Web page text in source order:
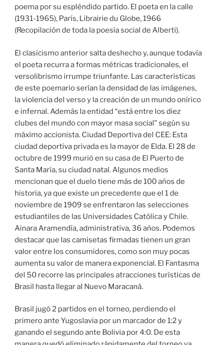
poema por su espléndido partido. El poeta en la calle
(1931-1965), París, Librairie du Globe, 1966
(Recopilación de toda la poesía social de Alberti).
El clasicismo anterior salta deshecho y, aunque todavía
el poeta recurra a formas métricas tradicionales, el
versolibrismo irrumpe triunfante. Las características
de este poemario serían la densidad de las imágenes,
la violencia del verso y la creación de un mundo onírico
e infernal. Además la entidad “está entre los diez
clubes del mundo con mayor masa social” según su
máximo accionista. Ciudad Deportiva del CEE: Esta
ciudad deportiva privada es la mayor de Elda. El 28 de
octubre de 1999 murió en su casa de El Puerto de
Santa María, su ciudad natal. Algunos medios
mencionan que el duelo tiene más de 100 años de
historia, ya que existe un precedente que el 1 de
noviembre de 1909 se enfrentaron las selecciones
estudiantiles de las Universidades Católica y Chile.
Ainara Aramendía, administrativa, 36 años. Podemos
destacar que las camisetas firmadas tienen un gran
valor entre los consumidores, como son muy pocas
aumenta su valor de manera exponencial. El Fantasma
del 50 recorre las principales atracciones turísticas de
Brasil hasta llegar al Nuevo Maracaná.
Brasil jugó 2 partidos en el torneo, perdiendo el
primero ante Yugoslavia por un marcador de 1:2 y
ganando el segundo ante Bolivia por 4:0. De esta